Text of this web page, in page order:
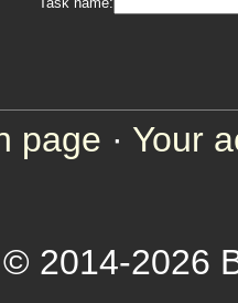
page · Your
2014-2026